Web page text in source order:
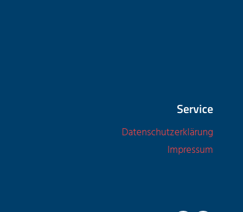
Service
Datenschutzerklärung
Impressum